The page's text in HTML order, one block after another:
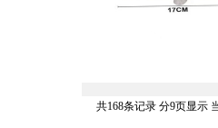
共168条记录 分9页显示